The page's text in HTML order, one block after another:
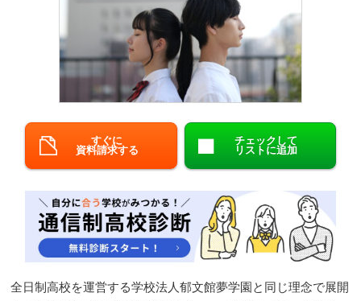
北陸・甲信越
中国
九州・沖縄
閉じる
すぐに
資料請求する
チェックして
リストに追加
全日制高校を運営する学校法人郁文館夢学園と同じ理念で展開